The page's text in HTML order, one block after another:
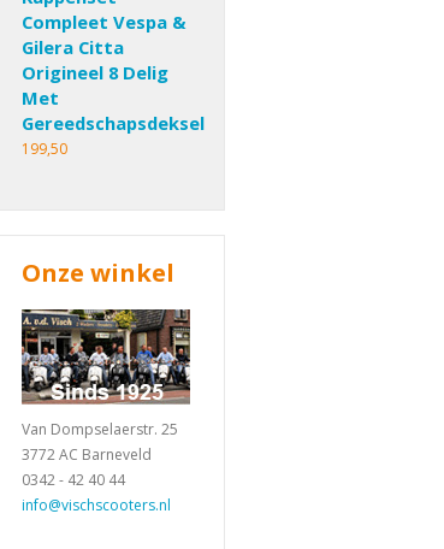
Compleet Vespa &
Gilera Citta
Origineel 8 Delig
Met
Gereedschapsdeksel
199,50
Onze winkel
Van Dompselaerstr. 25
3772 AC Barneveld
0342 - 42 40 44
info@vischscooters.nl